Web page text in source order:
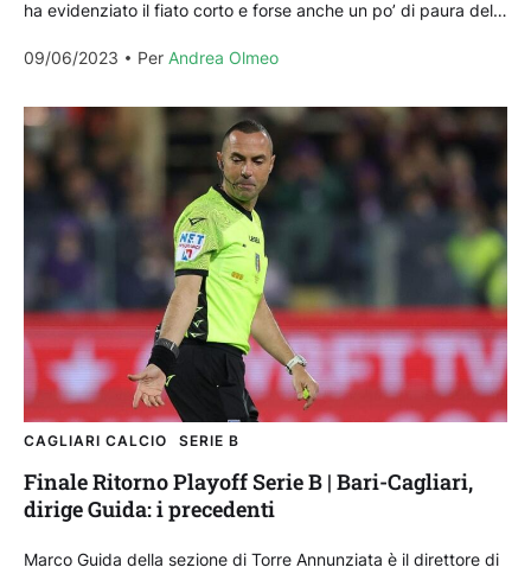
ha evidenziato il fiato corto e forse anche un po’ di paura del
09/06/2023
Per Andrea Olmeo
CAGLIARI CALCIO SERIE B
Finale Ritorno Playoff Serie B | Bari-Cagliari,
dirige Guida: i precedenti
Marco Guida della sezione di Torre Annunziata è il direttore di